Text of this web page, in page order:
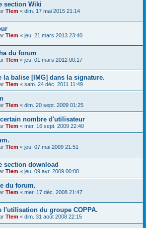
section Wiki
Tlem « dim. 17 mai 2015 21:14
Tlem « jeu. 21 mars 2013 23:40
du forum
Tlem « jeu. 01 mars 2012 00:17
la balise [IMG] dans la signature.
Tlem « sam. 24 déc. 2011 11:49
Tlem « dim. 20 sept. 2009 01:25
nombre d'utilisateur
Tlem « mer. 16 sept. 2009 22:40
Tlem « jeu. 07 mai 2009 21:51
section download
Tlem « jeu. 09 avr. 2009 00:08
du forum.
Tlem « mer. 17 déc. 2008 21:47
l'utilisation du groupe COPPA.
Tlem « dim. 31 août 2008 22:15